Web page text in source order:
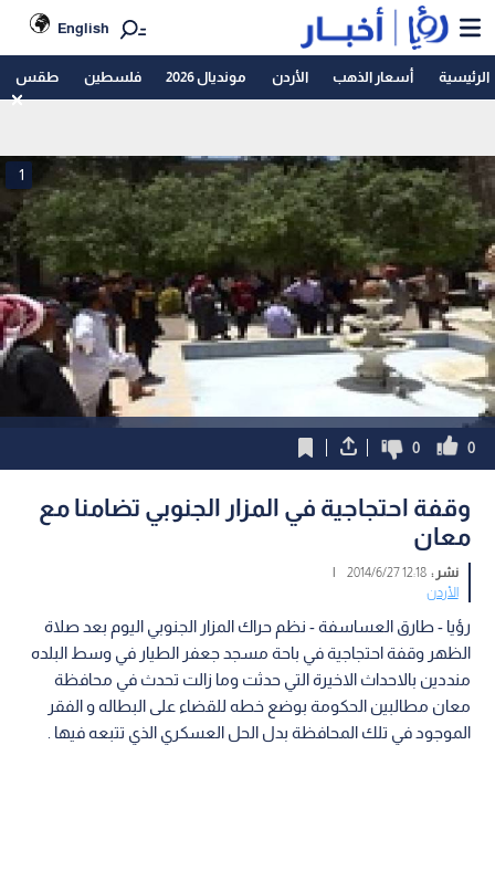
English
الرئيسية أسعار الذهب الأردن مونديال 2026 فلسطين طقس
1
0
0
وقفة احتجاجية في المزار الجنوبي تضامنا مع
معان
نشر :12:18 2014/6/27
|
الأردن
رؤيا - طارق العساسفة - نظم حراك المزار الجنوبي اليوم بعد صلاة
الظهر وقفة احتجاجية في باحة مسجد جعفر الطيار في وسط البلده
منددين بالاحداث الاخيرة التي حدثت وما زالت تحدث في محافظة
معان مطالبين الحكومة بوضع خطه للقضاء على البطاله و الفقر
الموجود في تلك المحافظة بدل الحل العسكري الذي تتبعه فيها .